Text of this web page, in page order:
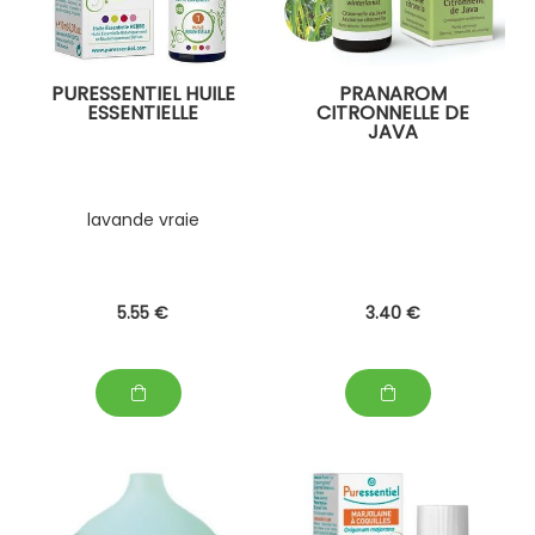
PURESSENTIEL HUILE
ESSENTIELLE
lavande vraie
5.55 €
PRANAROM
CITRONNELLE DE
JAVA
3.40 €